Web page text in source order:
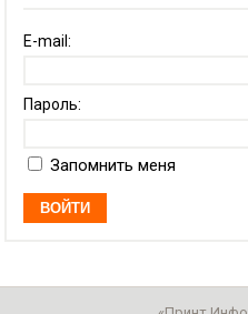
E-mail:
Пароль:
Запомнить меня